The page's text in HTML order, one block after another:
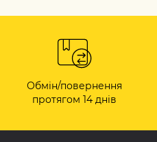
Обмін/повернення
протягом 14 днів